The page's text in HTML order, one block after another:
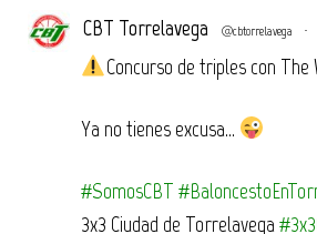
CBT Torrelavega @cbtorrelavega ·
Concurso de triples con The
Ya no tienes excusa…
#SomosCBT
3x3 Ciudad de Torrelavega